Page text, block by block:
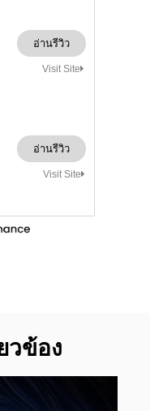
อ่านรีวิว
Visit Site
อ่านรีวิว
Visit Site
วข้อง